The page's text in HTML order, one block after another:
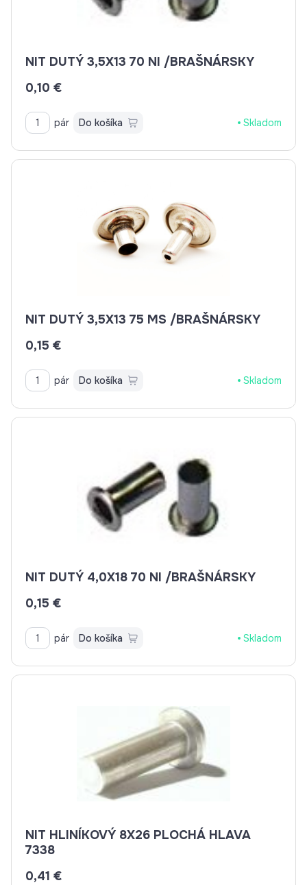
NIT DUTÝ 3,5X13 70 NI /BRAŠNÁRSKY
0,10 €
pár Do košíka Skladom
NIT DUTÝ 3,5X13 75 MS /BRAŠNÁRSKY
0,15 €
pár Do košíka Skladom
NIT DUTÝ 4,0X18 70 NI /BRAŠNÁRSKY
0,15 €
pár Do košíka Skladom
NIT HLINÍKOVÝ 8X26 PLOCHÁ HLAVA
7338
0,41 €